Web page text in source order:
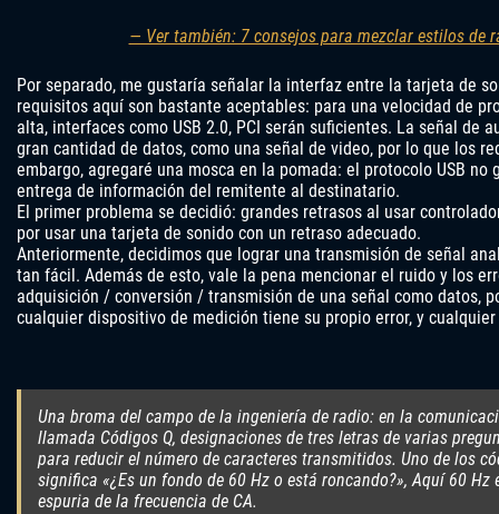
— Ver también: 7 consejos para mezclar estilos de
Por separado, me gustaría señalar la interfaz entre la tarjeta de
requisitos aquí son bastante aceptables: para una velocidad de
alta, interfaces como USB 2.0, PCI serán suficientes. La señal de
gran cantidad de datos, como una señal de video, por lo que los
embargo, agregaré una mosca en la pomada: el protocolo USB no
entrega de información del remitente al destinatario.
El primer problema se decidió: grandes retrasos al usar
por usar una tarjeta de sonido con un retraso adecuado.
Anteriormente, decidimos que lograr una transmisión de señal
tan fácil. Además de esto, vale la pena mencionar el ruido y los
adquisición / conversión / transmisión de una señal como datos,
cualquier dispositivo de medición tiene su propio error, y
Una broma del campo de la ingeniería de radio: en la
llamada Códigos Q, designaciones de tres letras de varias
para reducir el número de caracteres transmitidos. Uno de los
significa «¿Es un fondo de 60 Hz o está roncando?», Aquí 60
espuria de la frecuencia de CA.